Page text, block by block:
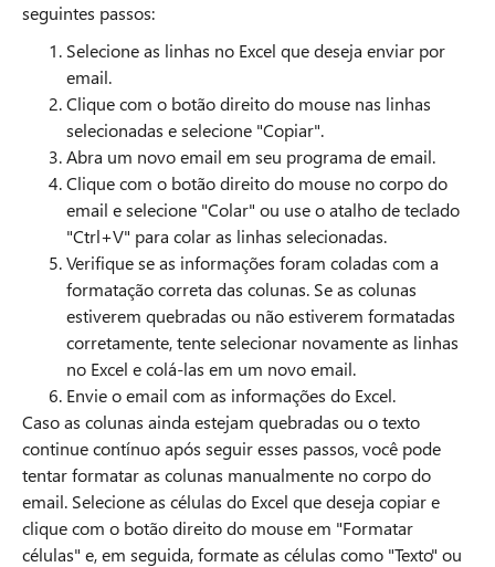
seguintes passos:
Selecione as linhas no Excel que deseja enviar por
email.
Clique com o botão direito do mouse nas linhas
selecionadas e selecione "Copiar".
Abra um novo email em seu programa de email.
Clique com o botão direito do mouse no corpo do
email e selecione "Colar" ou use o atalho de teclado
"Ctrl+V" para colar as linhas selecionadas.
Verifique se as informações foram coladas com a
formatação correta das colunas. Se as colunas
estiverem quebradas ou não estiverem formatadas
corretamente, tente selecionar novamente as linhas
no Excel e colá-las em um novo email.
Envie o email com as informações do Excel.
Caso as colunas ainda estejam quebradas ou o texto
continue contínuo após seguir esses passos, você pode
tentar formatar as colunas manualmente no corpo do
email. Selecione as células do Excel que deseja copiar e
clique com o botão direito do mouse em "Formatar
células" e, em seguida, formate as células como "Texto" ou